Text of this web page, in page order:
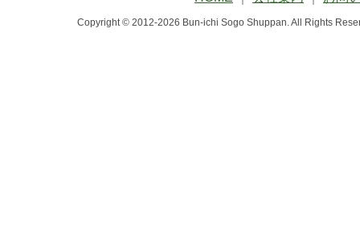
Copyright © 2012-2026 Bun-ichi Sogo Shuppan. All Rights